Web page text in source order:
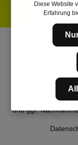
* Alle Preise inkl.
und ggf.
Diese Website
Erfahrung